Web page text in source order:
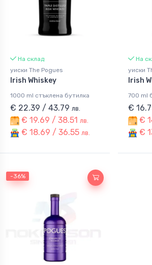
На склад
уиски The Pogues
Irish Whiskey
1000 ml стъклена бутилка
€ 22.39 / 43.79 лв.
€ 19.69 / 38.51 лв.
€ 18.69 / 36.55 лв.
На
уиски
Irish
700 ml
€
€
€
-36%